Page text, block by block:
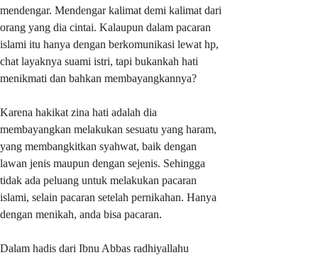
mendengar. Mendengar kalimat demi kalimat dari
orang yang dia cintai. Kalaupun dalam pacaran
islami itu hanya dengan berkomunikasi lewat hp,
chat layaknya suami istri, tapi bukankah hati
menikmati dan bahkan membayangkannya?
Karena hakikat zina hati adalah dia
membayangkan melakukan sesuatu yang haram,
yang membangkitkan syahwat, baik dengan
lawan jenis maupun dengan sejenis. Sehingga
tidak ada peluang untuk melakukan pacaran
islami, selain pacaran setelah pernikahan. Hanya
dengan menikah, anda bisa pacaran.
Dalam hadis dari Ibnu Abbas radhiyallahu